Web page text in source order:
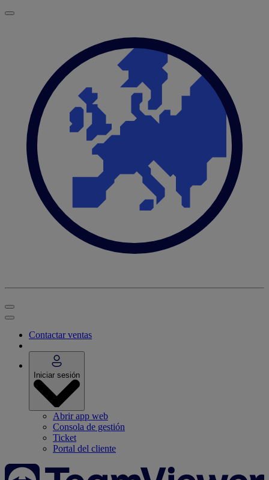
Contactar ventas
Iniciar sesión
Abrir app web
Consola de gestión
Ticket
Portal del cliente